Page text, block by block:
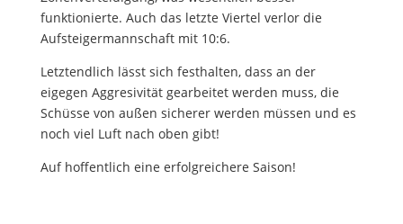
funktionierte. Auch das letzte Viertel verlor die
Aufsteigermannschaft mit 10:6.
Letztendlich lässt sich festhalten, dass an der
eigegen Aggresivität gearbeitet werden muss, die
Schüsse von außen sicherer werden müssen und es
noch viel Luft nach oben gibt!
Auf hoffentlich eine erfolgreichere Saison!